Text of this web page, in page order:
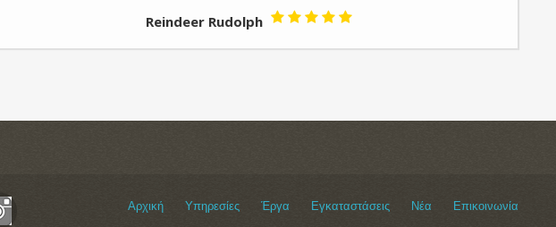
Reindeer Rudolph
Αρχική Υπηρεσίες Έργα Εγκαταστάσεις Νέα Επικοινωνία